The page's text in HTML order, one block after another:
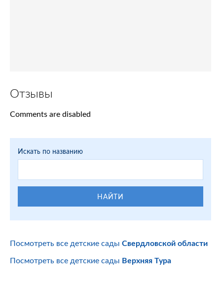
Отзывы
Comments are disabled
Искать по названию
НАЙТИ
Посмотреть все детские сады Свердловской области
Посмотреть все детские сады Верхняя Тура